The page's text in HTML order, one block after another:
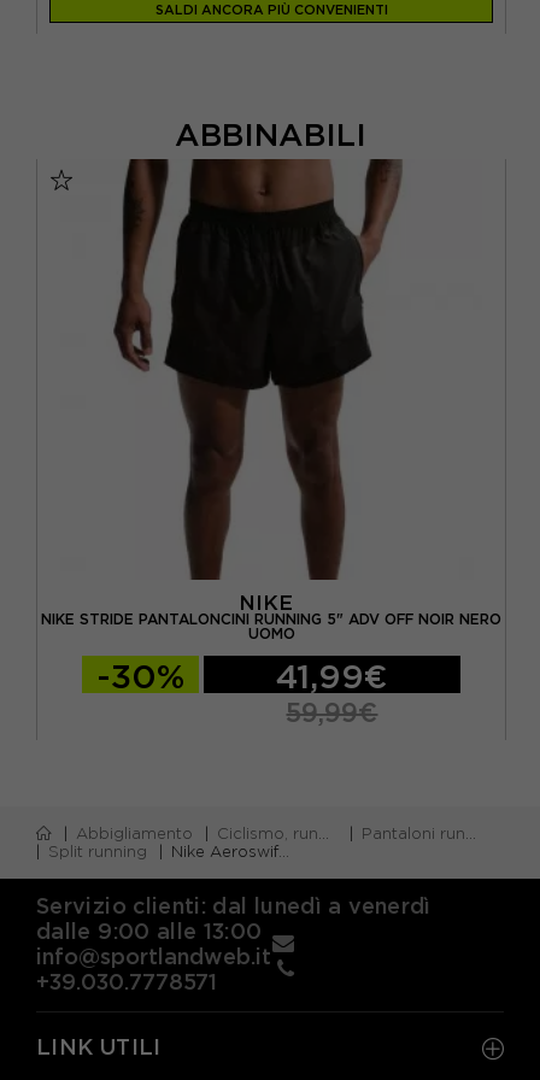
SALDI ANCORA PIÙ CONVENIENTI
ABBINABILI
NIKE
NIKE STRIDE PANTALONCINI RUNNING 5" ADV OFF NOIR NERO
UOMO
-30% 41,99€
59,99€
Abbigliamento Ciclismo, running e piscina
Pantaloni running corti
Split running
Nike Aeroswift Pantaloncini Running 2" Steam Nero Uomo
Servizio clienti: dal lunedì a venerdì
dalle 9:00 alle 13:00
info@sportlandweb.it
+39.030.7778571
LINK UTILI